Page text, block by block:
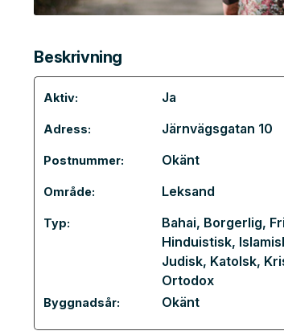
Beskrivning
Aktiv: Ja
Adress: Järnvägsgatan 10
Postnummer: Okänt
Område: Leksand
Typ: Bahai, Borgerlig,
Hinduistisk,
Judisk, Katolsk,
Ortodox
Byggnadsår: Okänt